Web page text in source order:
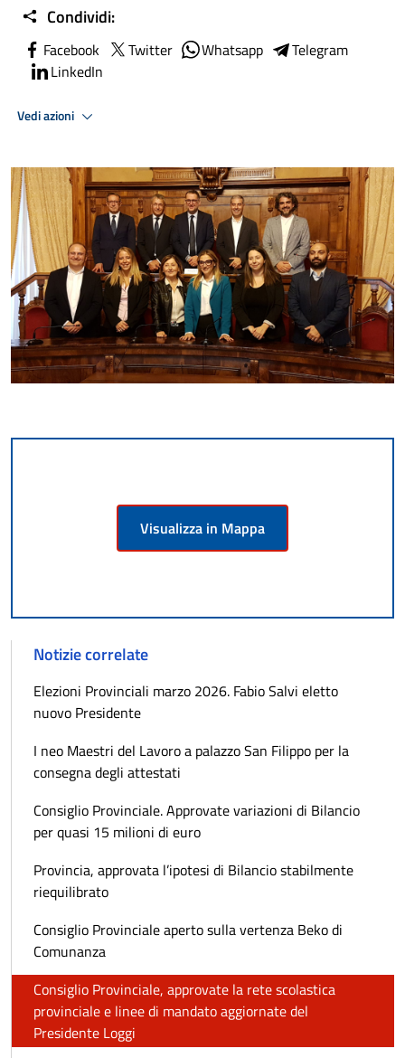
Condividi:
Facebook Twitter Whatsapp
Telegram
LinkedIn
Vedi azioni
Visualizza in Mappa
Notizie correlate
Elezioni Provinciali marzo 2026. Fabio Salvi eletto
nuovo Presidente
I neo Maestri del Lavoro a palazzo San Filippo per la
consegna degli attestati
Consiglio Provinciale. Approvate variazioni di Bilancio
per quasi 15 milioni di euro
Provincia, approvata l’ipotesi di Bilancio stabilmente
riequilibrato
Consiglio Provinciale aperto sulla vertenza Beko di
Comunanza
Consiglio Provinciale, approvate la rete scolastica
provinciale e linee di mandato aggiornate del
Presidente Loggi